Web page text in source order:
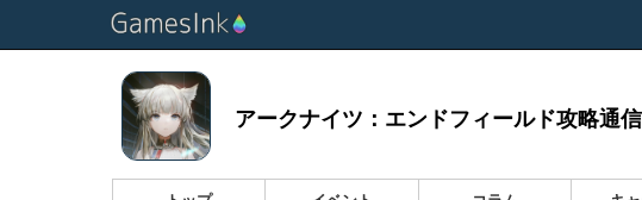
アークナイツ：エンドフィールド攻略通信